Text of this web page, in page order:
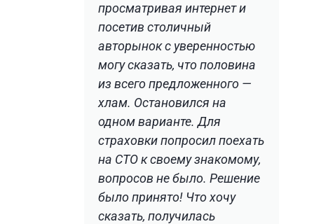
просматривая интернет и
посетив столичный
авторынок с уверенностью
могу сказать, что половина
из всего предложенного —
хлам. Остановился на
одном варианте. Для
страховки попросил поехать
на СТО к своему знакомому,
вопросов не было. Решение
было принято! Что хочу
сказать, получилась